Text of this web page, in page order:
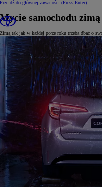
Przejdź do głównej zawartości (Press Enter)
Mycie samochodu zimą
Zimą tak jak w każdej porze roku trzeba dbać o